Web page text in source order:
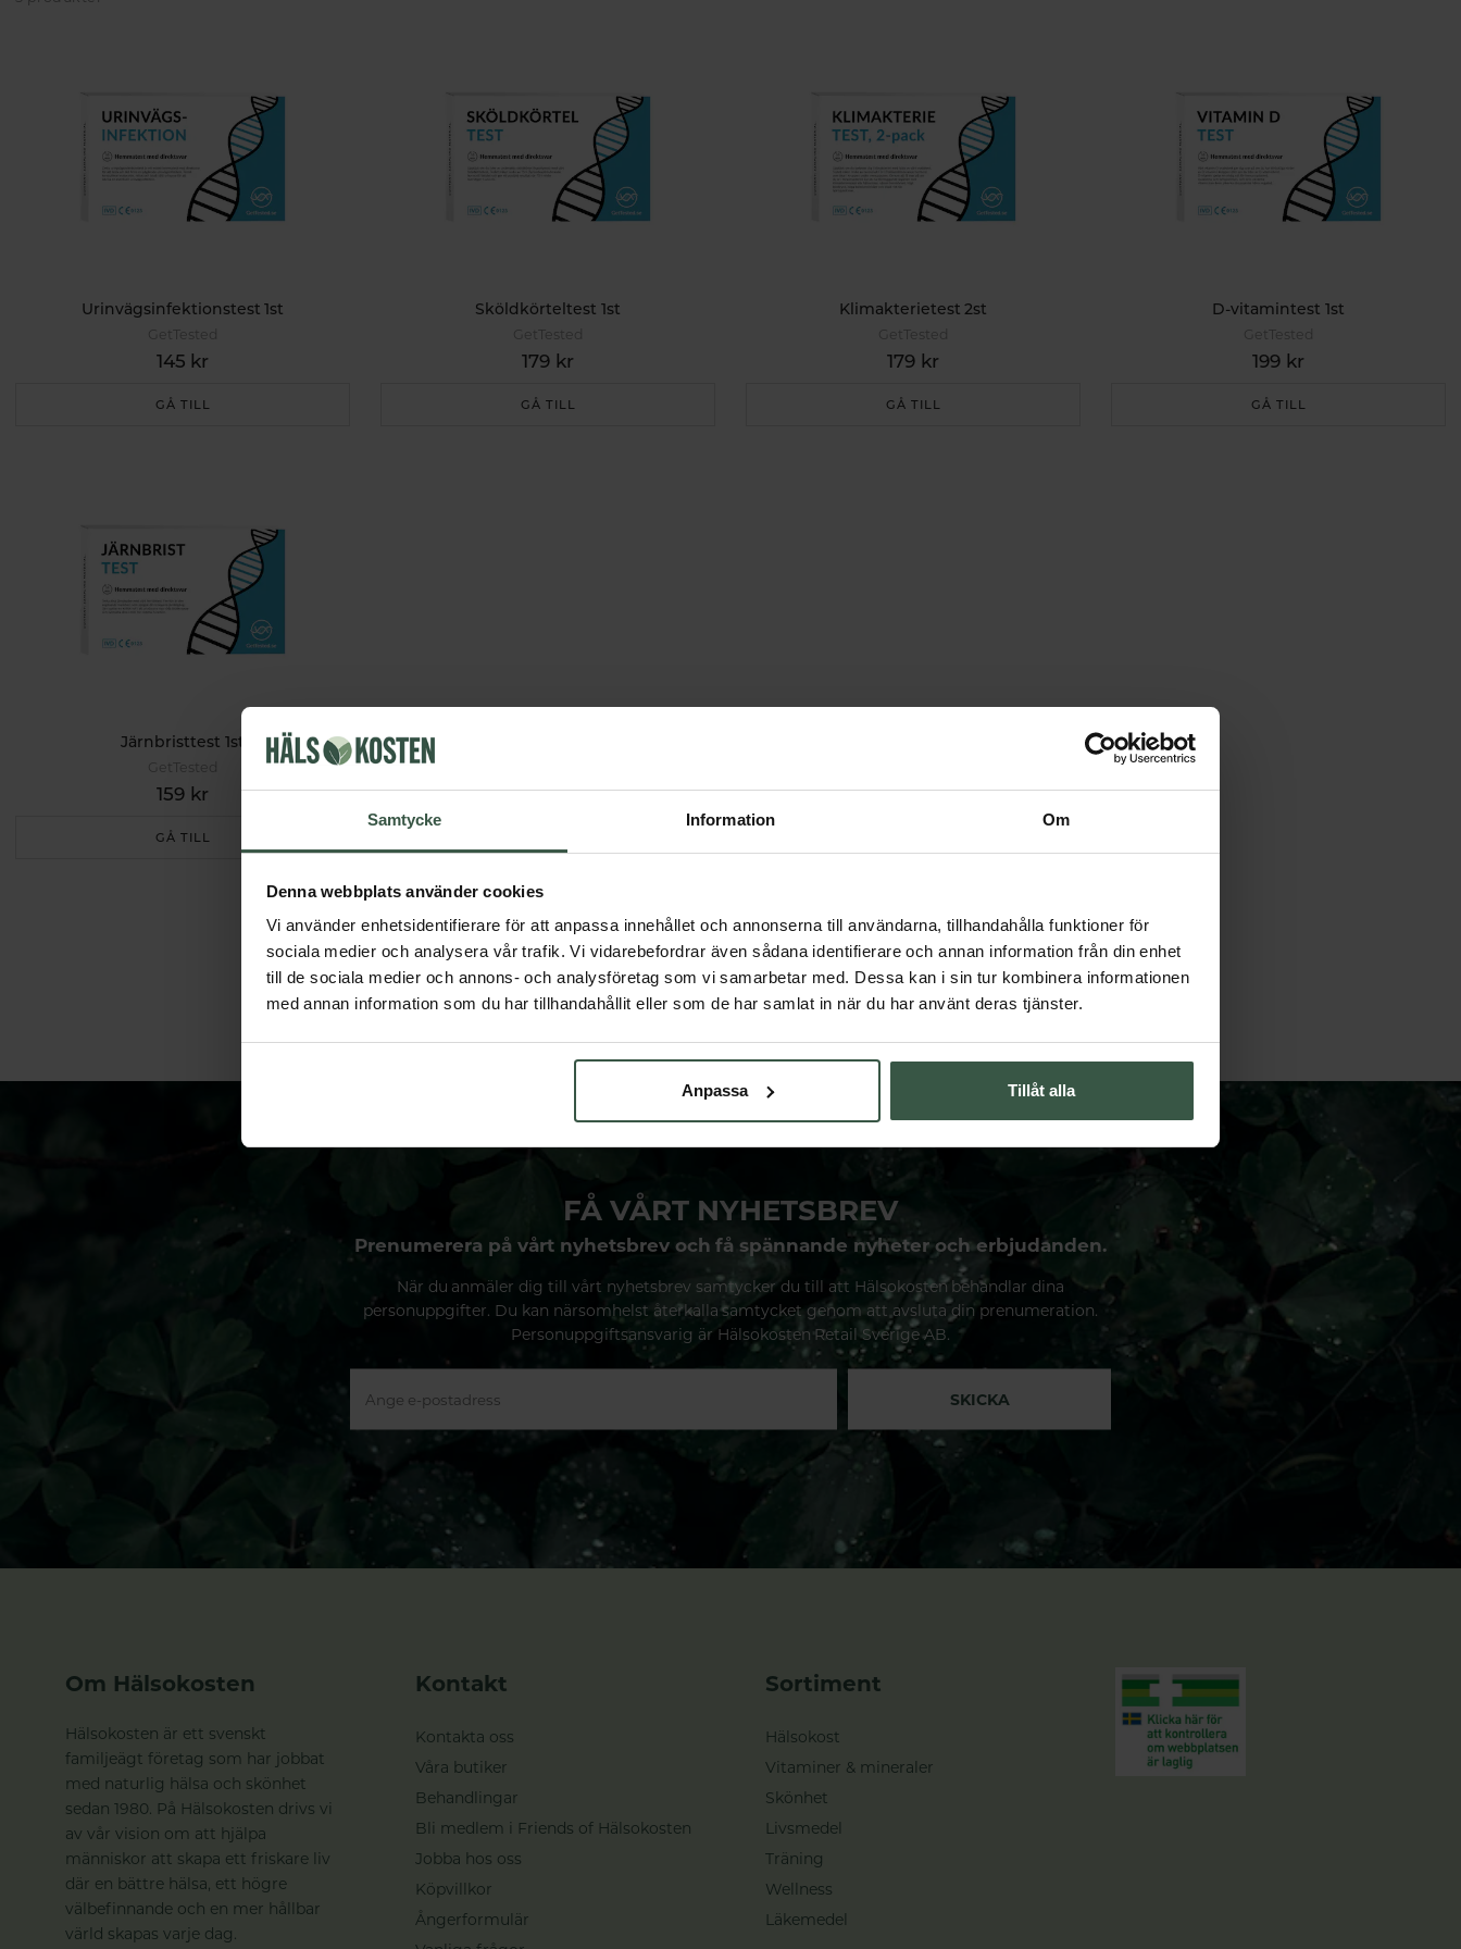
Samtycke Information Om
Denna webbplats använder cookies
Vi använder enhetsidentifierare för att anpassa innehållet och annonserna till användarna, tillhandahålla funktioner för
sociala medier och analysera vår trafik. Vi vidarebefordrar även sådana identifierare och annan information från din enhet
till de sociala medier och annons- och analysföretag som vi samarbetar med. Dessa kan i sin tur kombinera informationen
med annan information som du har tillhandahållit eller som de har samlat in när du har använt deras tjänster.
Anpassa Tillåt alla
Urinvägsinfektionstest 1st
GetTested
145 kr
GÅ TILL
Sköldkörteltest 1st
GetTested
179 kr
GÅ TILL
Klimakterietest 2st
GetTested
179 kr
GÅ TILL
D-vitamintest 1st
GetTested
199 kr
GÅ TILL
Järnbristtest 1st
GetTested
159 kr
GÅ TILL
Du har sett 5 av 5 produkter
FÅ VÅRT NYHETSBREV
Prenumerera på vårt nyhetsbrev och få spännande nyheter och erbjudanden.
När du anmäler dig till vårt nyhetsbrev samtycker du till att Hälsokosten behandlar dina
personuppgifter. Du kan närsomhelst återkalla samtycket genom att avsluta din prenumeration.
Personuppgiftsansvarig är Hälsokosten Retail Sverige AB.
SKICKA
Om Hälsokosten
Hälsokosten är ett svenskt
familjeägt företag som har jobbat
med naturlig hälsa och skönhet
sedan 1980. På Hälsokosten drivs vi
av vår vision om att hjälpa
människor att skapa ett friskare liv
där en bättre hälsa, ett högre
välbefinnande och en mer hållbar
värld skapas varje dag.
Kontakt
Kontakta oss
Våra butiker
Behandlingar
Bli medlem i Friends of Hälsokosten
Jobba hos oss
Köpvillkor
Ångerformulär
Sortiment
Hälsokost
Vitaminer & mineraler
Skönhet
Livsmedel
Träning
Wellness
Läkemedel